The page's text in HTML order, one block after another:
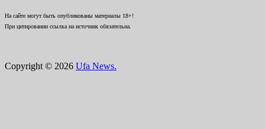
На сайте могут быть опубликованы материалы 18+!
При цитировании ссылка на источник обязательна.
Copyright © 2026 Ufa News.